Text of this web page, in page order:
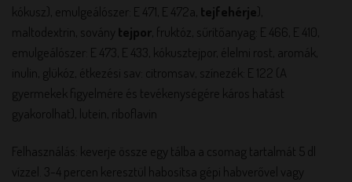
kókusz), emulgeálószer: E 471, E 472a, tejfehérje),
maltodextrin, sovány tejpor , fruktóz, sűrítőanyag: E 466, E 410,
emulgeálószer: E 473, E 433, kókusztejpor, élelmi rost, aromák,
inulin, glükóz, étkezési sav: citromsav, színezék: E 122 (A
gyermekek figyelmére és tevékenységére káros hatást
gyakorolhat), lutein, riboflavin
Felhasználás: keverje össze egy tálba a csomag tartalmát 5 dl
vízzel. 3-4 percen keresztül habosítsa gépi habverővel vagy